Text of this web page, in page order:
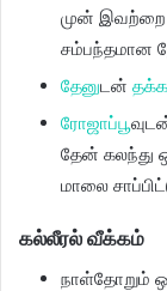
முன் இவற்றை
சம்பந்தமான
தேனுடன்
ரோஜாப்பூ
தேன் கலந்து
மாலை
கல்லீரல் வீக்கம்
நாள்தோறும்